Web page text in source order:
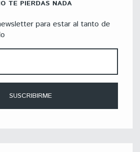
TE PIERDAS NADA
para estar al tanto de